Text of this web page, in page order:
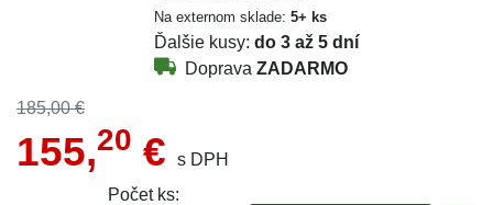
Na externom sklade: 5+ ks
Ďalšie kusy: do 3 až 5 dní
Doprava ZADARMO
185,00 €
155,20 €
s DPH
Počet ks: